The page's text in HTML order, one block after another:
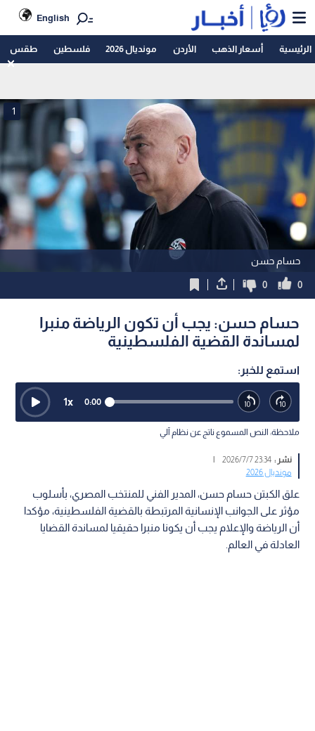
English
الرئيسية أسعار الذهب الأردن مونديال 2026 فلسطين طقس
حسام حسن
1
0
0
حسام حسن: يجب أن تكون الرياضة منبرا
لمساندة القضية الفلسطينية
استمع للخبر:
0:00
1x
ملاحظة: النص المسموع ناتج عن نظام آلي
نشر :23:34 2026/7/7
|
مونديال 2026
علق الكبتن حسام حسن، المدير الفني للمنتخب المصري، بأسلوب
مؤثر على الجوانب الإنسانية المرتبطة بالقضية الفلسطينية، مؤكدا
أن الرياضة والإعلام يجب أن يكونا منبرا حقيقيا لمساندة القضايا
العادلة في العالم.